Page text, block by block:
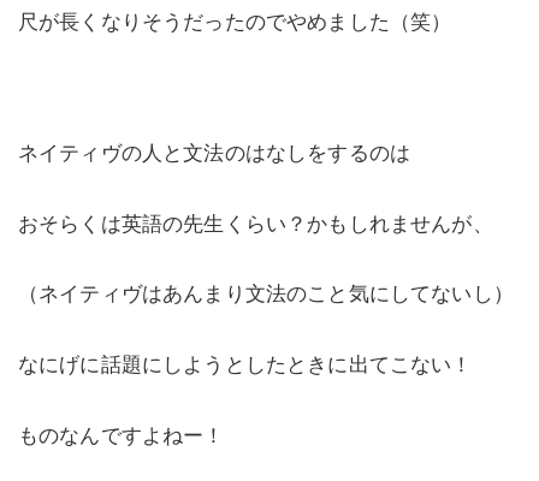
尺が長くなりそうだったのでやめました（笑）
ネイティヴの人と文法のはなしをするのは
おそらくは英語の先生くらい？かもしれませんが、
（ネイティヴはあんまり文法のこと気にしてないし）
なにげに話題にしようとしたときに出てこない！
ものなんですよねー！